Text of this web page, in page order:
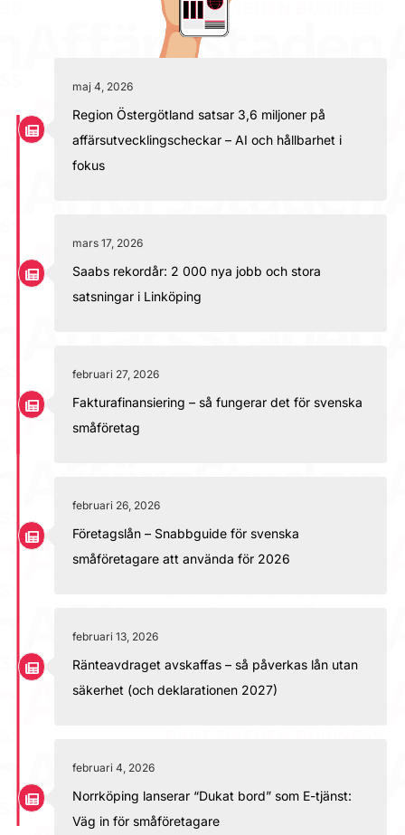
maj 4, 2026
Region Östergötland satsar 3,6 miljoner på
affärsutvecklingscheckar – AI och hållbarhet i
fokus
mars 17, 2026
Saabs rekordår: 2 000 nya jobb och stora
satsningar i Linköping
februari 27, 2026
Fakturafinansiering – så fungerar det för svenska
småföretag
februari 26, 2026
Företagslån – Snabbguide för svenska
småföretagare att använda för 2026
februari 13, 2026
Ränteavdraget avskaffas – så påverkas lån utan
säkerhet (och deklarationen 2027)
februari 4, 2026
Norrköping lanserar “Dukat bord” som E-tjänst:
Väg in för småföretagare